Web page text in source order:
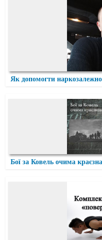
Як допомогти
Бої за Ковель очима